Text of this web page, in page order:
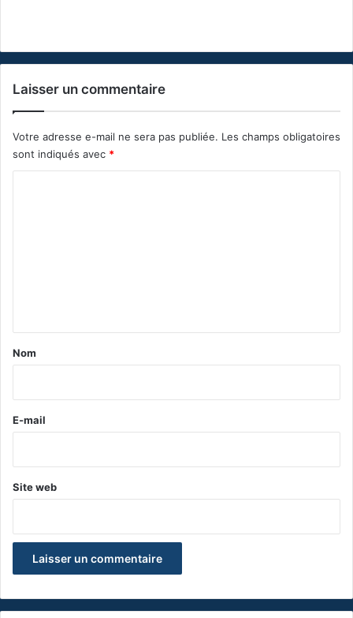
Laisser un commentaire
Votre adresse e-mail ne sera pas publiée. Les champs obligatoires
sont indiqués avec *
a
e
Nom
E-mail
Site web